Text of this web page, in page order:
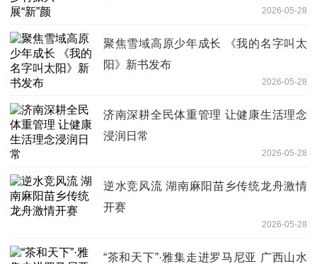
2026-05-28
聚焦雪域高原少年成长 《我的名字叫太
阳》新书发布
2026-05-28
济南深耕全民体重管理 让健康生活理念
浸润日常
2026-05-28
逆水竞风流 湖南麻阳苗乡传统龙舟激情
开赛
2026-05-28
“茶和天下”·雅集走进罗马尼亚 广西山水